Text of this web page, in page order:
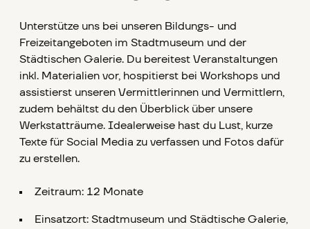
Unterstütze uns bei unseren Bildungs- und
Freizeitangeboten im Stadtmuseum und der
Städtischen Galerie. Du bereitest Veranstaltungen
inkl. Materialien vor, hospitierst bei Workshops und
assistierst unseren Vermittlerinnen und Vermittlern,
zudem behältst du den Überblick über unsere
Werkstatträume. Idealerweise hast du Lust, kurze
Texte für Social Media zu verfassen und Fotos dafür
zu erstellen.
Zeitraum: 12 Monate
Einsatzort: Stadtmuseum und Städtische Galerie,